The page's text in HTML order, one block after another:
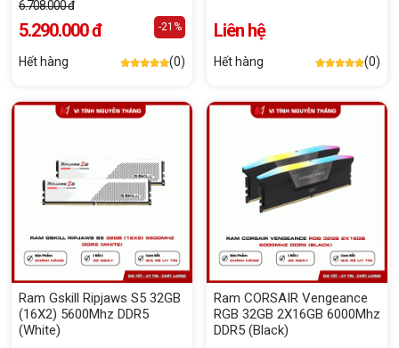
6.708.000 đ
5.290.000 đ -21%
Hết hàng (0)
Liên hệ
Hết hàng (0)
Ram Gskill Ripjaws S5 32GB
(16X2) 5600Mhz DDR5
(White)
Ram CORSAIR Vengeance
RGB 32GB 2X16GB 6000Mhz
DDR5 (Black)